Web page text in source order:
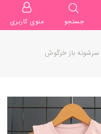
جستجو منوی کاربری
باز خرگوش